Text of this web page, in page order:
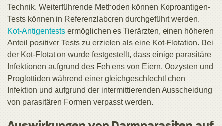
Technik. Weiterführende Methoden können Koproantigen-
Tests können in Referenzlaboren durchgeführt werden.
Kot-Antigentests ermöglichen es Tierärzten, einen höheren
Anteil positiver Tests zu erzielen als eine Kot-Flotation. Bei
der Kot-Flotation wurde festgestellt, dass einige parasitäre
Infektionen aufgrund des Fehlens von Eiern, Oozysten und
Proglottiden während einer gleichgeschlechtlichen
Infektion und aufgrund der intermittierenden Ausscheidung
von parasitären Formen verpasst werden.